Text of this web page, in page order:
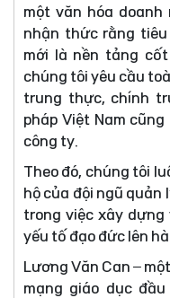
một văn hóa doanh
nhận thức rằng
mới là nền tảng
chúng tôi yêu cầu
trung thực, chính
pháp Việt Nam
công ty.
Theo đó, chúng tôi
hộ của đội ngũ
trong việc xây dựng
yếu tố đạo đức lên
Lương Văn Can –
mạng giáo dục